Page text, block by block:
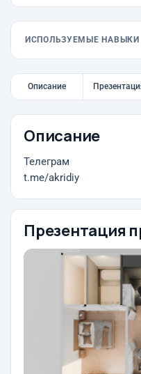
ИСПОЛЬЗУЕМЫЕ НАВЫКИ
Описание
Описание
Телеграм
t.me/akridiy
Презентация